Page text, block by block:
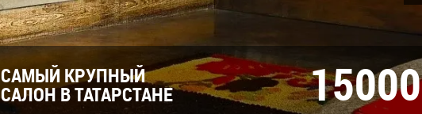
САМЫЙ КРУПНЫЙ
САЛОН В ТАТАРСТАНЕ 15000